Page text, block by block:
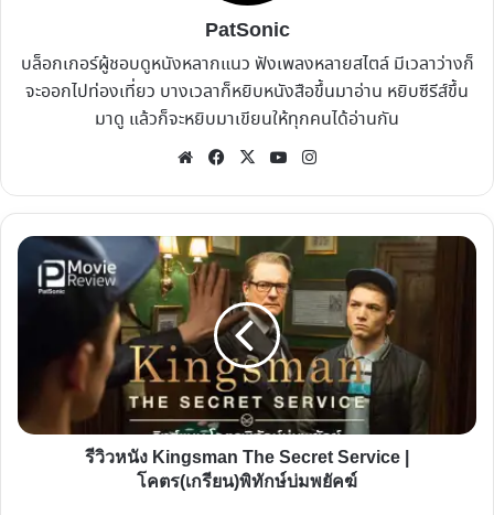
PatSonic
บล็อกเกอร์ผู้ชอบดูหนังหลากแนว ฟังเพลงหลายสไตล์ มีเวลาว่างก็
จะออกไปท่องเที่ยว บางเวลาก็หยิบหนังสือขึ้นมาอ่าน หยิบซีรีส์ขึ้น
มาดู แล้วก็จะหยิบมาเขียนให้ทุกคนได้อ่านกัน
WebsiteFacebook
X YouTube
รีวิว
หนัง
Secret
Service
|
โคตร(เกรียน)พิทักษ์
รีวิวหนัง Kingsman The Secret Service |
โคตร(เกรียน)พิทักษ์บ่มพยัคฆ์